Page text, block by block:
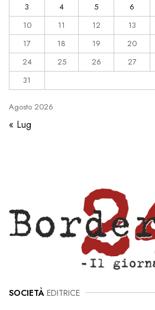
Agosto 2026
3
4 5 6
10
11 12 13
17
18 19 20
24
25 26 27
31
« Lug
SOCIETÀ EDITRICE